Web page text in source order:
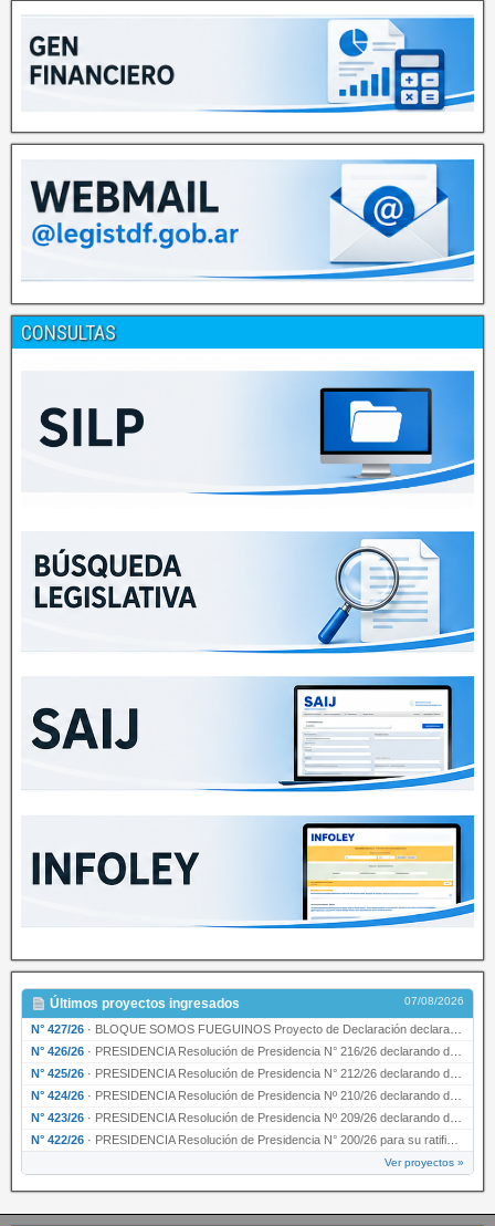
CONSULTAS
Últimos proyectos ingresados 07/08/2026
N° 427/26 · BLOQUE SOMOS FUEGUINOS Proyecto de Declaración declarando de interés provincial PRESIDENCI…
N° 426/26 · PRESIDENCIA Resolución de Presidencia N° 216/26 declarando de interés provincial la labor …
N° 425/26 · PRESIDENCIA Resolución de Presidencia N° 212/26 declarando de interés provincial el “50° A…
N° 424/26 · PRESIDENCIA Resolución de Presidencia Nº 210/26 declarando de interés provincial el proyec…
N° 423/26 · PRESIDENCIA Resolución de Presidencia Nº 209/26 declarando de interés provincial la presen…
N° 422/26 · PRESIDENCIA Resolución de Presidencia N° 200/26 para su ratificación.
Ver proyectos »